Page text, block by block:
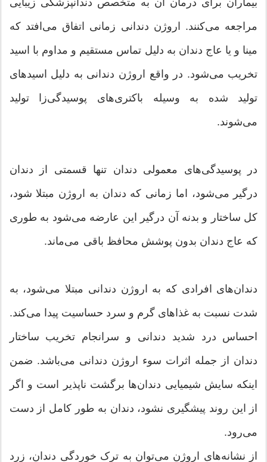
بیماران برای درمان آن به متخصص دندانپزشکی زیبایی
مراجعه می‌کنند. اروژن دندانی زمانی اتفاق می‌افتد که
مینا و یا عاج دندان به دلیل تماس مستقیم و مداوم با اسید
تخریب می‌شود. در واقع اروژن دندانی به دلیل اسیدهای
تولید شده به وسیله باکتری‌های پوسیدگی‌زا تولید
می‌شوند.
در پوسیدگی‌های معمولی دندان تنها قسمتی از دندان
درگیر می‌شود، اما زمانی که دندان به اروژن مبتلا شود،
کل ساختار و بدنه آن درگیر این عارضه می‌شود به طوری
که عاج دندان بدون پوشش محافظ باقی‌ می‌ماند.
دندان‌های افرادی که به اروژن دندانی مبتلا می‌شود، به
شدت نسبت به غذاهای گرم و سرد حساسیت پیدا می‌کند.
احساس درد شدید دندانی و سرانجام تخریب ساختار
دندان از جمله اثرات سوء اروژن دندانی می‌باشد. ضمن
اینکه سایش شیمیایی دندان‌ها برگشت ناپذیر است و اگر
از این روند پیشگیری نشود، دندان به طور کامل از دست
می‌رود.
از نشانه‌های اروژن می‌توان به ترک خوردگی دندان، زرد